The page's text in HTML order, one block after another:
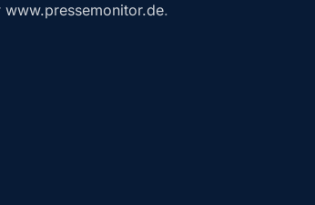
www.pressemonitor.de.